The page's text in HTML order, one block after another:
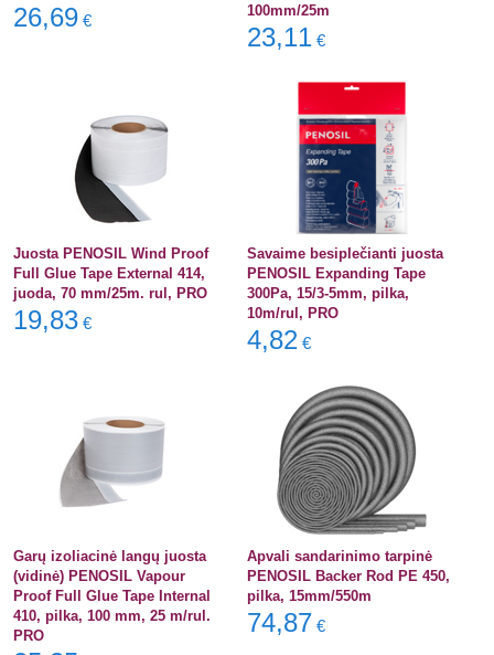
26,69 €
100mm/25m
23,11 €
Juosta PENOSIL Wind Proof
Full Glue Tape External 414,
juoda, 70 mm/25m. rul, PRO
19,83 €
Savaime besiplečianti juosta
PENOSIL Expanding Tape
300Pa, 15/3-5mm, pilka,
10m/rul, PRO
4,82 €
Garų izoliacinė langų juosta
(vidinė) PENOSIL Vapour
Proof Full Glue Tape Internal
410, pilka, 100 mm, 25 m/rul.
PRO
Apvali sandarinimo tarpinė
PENOSIL Backer Rod PE 450,
pilka, 15mm/550m
74,87 €